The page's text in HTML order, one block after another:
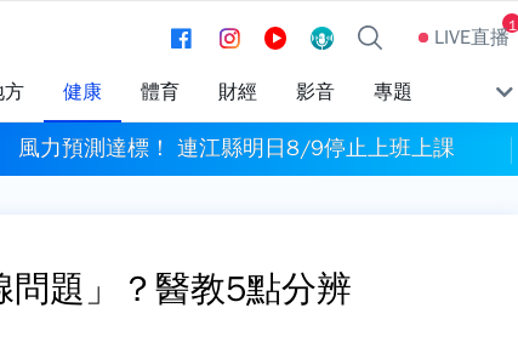
LIVE直播1
方 健康 體育 財經 影音 專題
風力預測達標！ 連江縣明日8/9停止上班上課
題」？醫教5點分辨